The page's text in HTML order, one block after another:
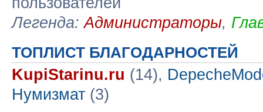
Легенда:Администраторы,
ТОПЛИСТ БЛАГОДАРНОСТЕЙ
KupiStarinu.ru (14),
Нумизмат (3)